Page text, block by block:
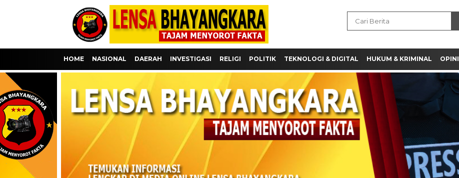
HOME NASIONAL DAERAH INVESTIGASI RELIGI POLITIK TEKNOLOGI & DIGITAL HUKUM & KRIMINAL OPINI